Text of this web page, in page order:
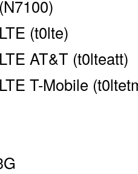
(t0lte)
AT&T (t0lteatt)
T-Mobile